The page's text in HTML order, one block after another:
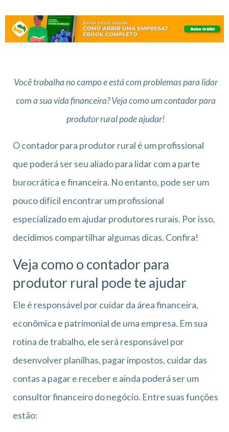
Você trabalha no campo e está com problemas para lidar
com a sua vida financeira? Veja como um contador para
produtor rural pode ajudar!
O contador para produtor rural é um profissional
que poderá ser seu aliado para lidar com a parte
burocrática e financeira. No entanto, pode ser um
pouco difícil encontrar um profissional
especializado em ajudar produtores rurais. Por isso,
decidimos compartilhar algumas dicas. Confira!
Veja como o contador para
produtor rural pode te ajudar
Ele é responsável por cuidar da área financeira,
econômica e patrimonial de uma empresa. Em sua
rotina de trabalho, ele será responsável por
desenvolver planilhas, pagar impostos, cuidar das
contas a pagar e receber e ainda poderá ser um
consultor financeiro do negócio. Entre suas funções
estão: